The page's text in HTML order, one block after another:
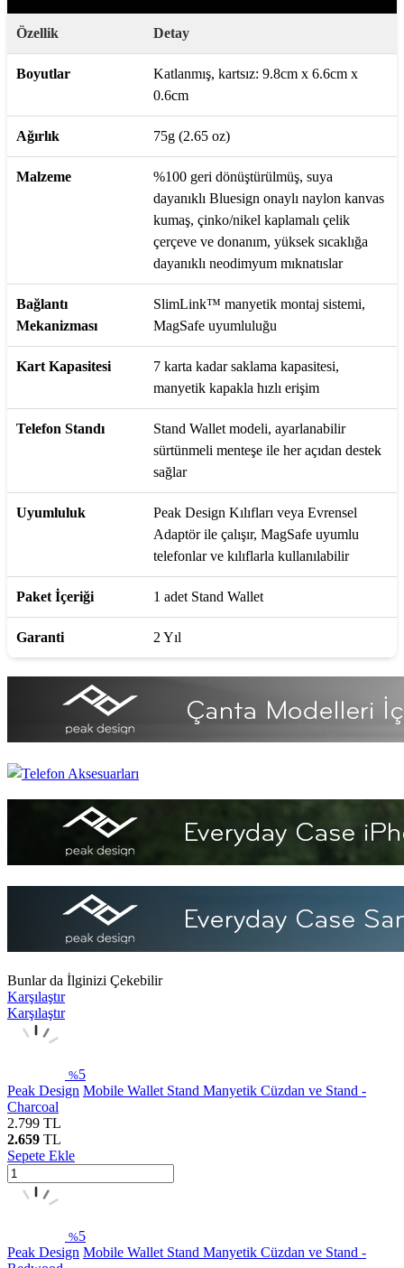
Özellik Detay
Boyutlar
Katlanmış, kartsız: 9.8cm x 6.6cm x
0.6cm
Ağırlık 75g (2.65 oz)
Malzeme
%100 geri dönüştürülmüş, suya
dayanıklı Bluesign onaylı naylon kanvas
kumaş, çinko/nikel kaplamalı çelik
çerçeve ve donanım, yüksek sıcaklığa
dayanıklı neodimyum mıknatıslar
Bağlantı
Mekanizması
SlimLink™ manyetik montaj sistemi,
MagSafe uyumluluğu
Kart Kapasitesi
7 karta kadar saklama kapasitesi,
manyetik kapakla hızlı erişim
Telefon Standı
Stand Wallet modeli, ayarlanabilir
sürtünmeli menteşe ile her açıdan destek
sağlar
Uyumluluk
Peak Design Kılıfları veya Evrensel
Adaptör ile çalışır, MagSafe uyumlu
telefonlar ve kılıflarla kullanılabilir
Paket İçeriği 1 adet Stand Wallet
Garanti 2 Yıl
Bunlar da İlginizi Çekebilir
Karşılaştır
Karşılaştır
%5
Peak Design Mobile Wallet Stand Manyetik Cüzdan ve Stand -
Charcoal
2.799 TL
2.659 TL
Sepete Ekle
%5
Peak Design Mobile Wallet Stand Manyetik Cüzdan ve Stand -